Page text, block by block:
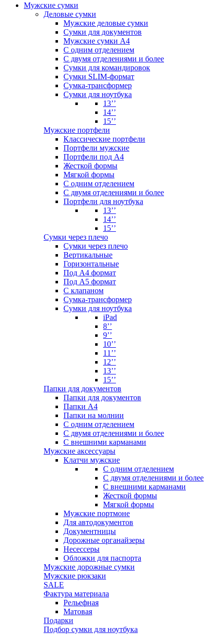
Мужские сумки
Деловые сумки
Мужские деловые сумки
Сумки для документов
Мужские сумки А4
С одним отделением
С двумя отделениями и более
Сумки для командировок
Сумки SLIM-формат
Сумка-трансформер
Сумки для ноутбука
13’’
14’’
15’’
Мужские портфели
Классические портфели
Портфели мужские
Портфели под А4
Жесткой формы
Мягкой формы
С одним отделением
С двумя отделениями и более
Портфели для ноутбука
13’’
14’’
15’’
Сумки через плечо
Сумки через плечо
Вертикальные
Горизонтальные
Под А4 формат
Под А5 формат
С клапаном
Сумка-трансформер
Сумки для ноутбука
iPad
8’’
9’’
10’’
11’’
12’’
13’’
15’’
Папки для документов
Папки для документов
Папки А4
Папки на молнии
С одним отделением
С двумя отделениями и более
С внешними карманами
Мужские аксессуары
Клатчи мужские
С одним отделением
С двумя отделениями и более
С внешними карманами
Жесткой формы
Мягкой формы
Мужские портмоне
Для автодокументов
Документницы
Дорожные органайзеры
Несессеры
Обложки для паспорта
Мужские дорожные сумки
Мужские рюкзаки
SALE
Фактура материала
Рельефная
Матовая
Подарки
Подбор сумки для ноутбука